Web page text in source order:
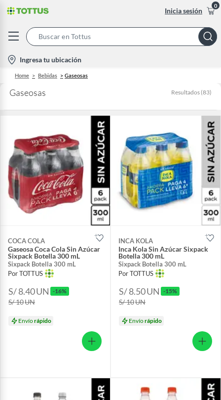
Inicia sesión
0
Bar
location-
icon
Ingresa tu ubicación
Home Bebidas Gaseosas
Gaseosas Resultados (83)
COCA COLA
Gaseosa Coca Cola Sin Azúcar
Sixpack Botella 300 mL
Sixpack Botella 300 mL
Por TOTTUS
S/ 8.40UN -16%
S/ 10UN
Envíorápido
INCA KOLA
Inca Kola Sin Azúcar Sixpack
Botella 300 mL
Sixpack Botella 300 mL
Por TOTTUS
S/ 8.50UN -15%
S/ 10UN
Envíorápido